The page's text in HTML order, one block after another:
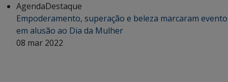
AgendaDestaque
Empoderamento, superação e beleza marcaram evento
em alusão ao Dia da Mulher
08 mar 2022